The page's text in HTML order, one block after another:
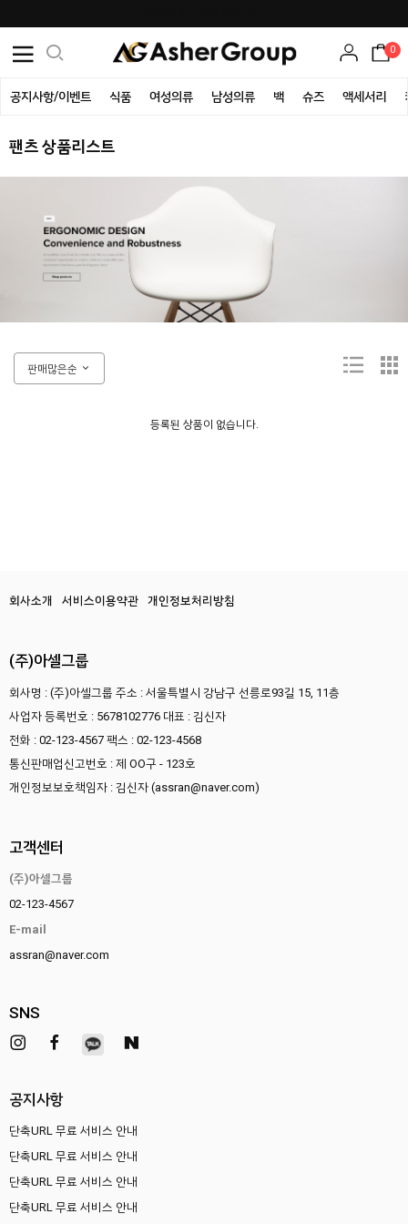
0
공지사항/이벤트 식품 여성의류 남성의류 백 슈즈 액세서리
팬츠 상품리스트
판매많은순
등록된 상품이 없습니다.
회사소개 서비스이용약관 개인정보처리방침
(주)아셀그룹
회사명 : (주)아셀그룹 주소 : 서울특별시 강남구 선릉로93길 15, 11층
사업자 등록번호 : 5678102776 대표 : 김신자
전화 : 02-123-4567 팩스 : 02-123-4568
통신판매업신고번호 : 제 OO구 - 123호
개인정보보호책임자 : 김신자 (assran@naver.com)
고객센터
(주)아셀그룹
02-123-4567
E-mail
assran@naver.com
SNS
공지사항
단축URL 무료 서비스 안내
단축URL 무료 서비스 안내
단축URL 무료 서비스 안내
단축URL 무료 서비스 안내